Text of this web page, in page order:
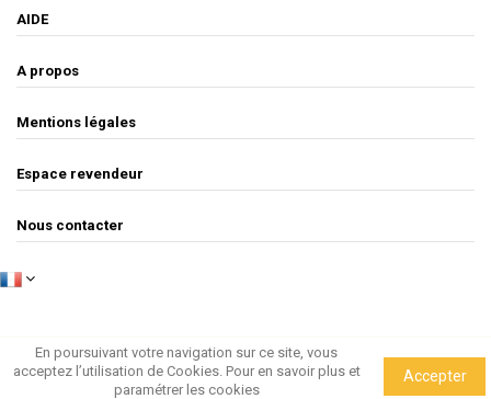
AIDE
A propos
Mentions légales
Espace revendeur
Nous contacter
csao - 2020
En poursuivant votre navigation sur ce site, vous
acceptez l’utilisation de Cookies. Pour en savoir plus et
paramétrer les cookies
Accepter